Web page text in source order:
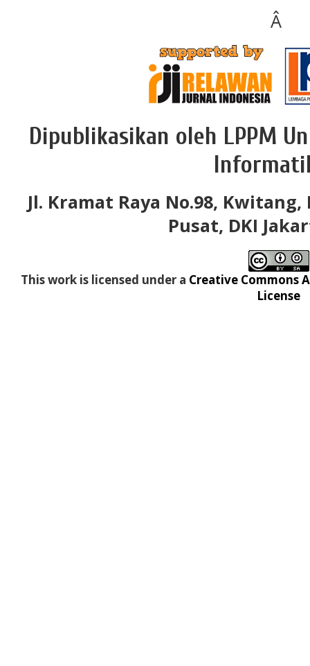
Â
Dipublikasikan oleh LPPM
Jl. Kramat Raya No.98,
Pusat, DKI
This work is licensed under a Creative Commons
License